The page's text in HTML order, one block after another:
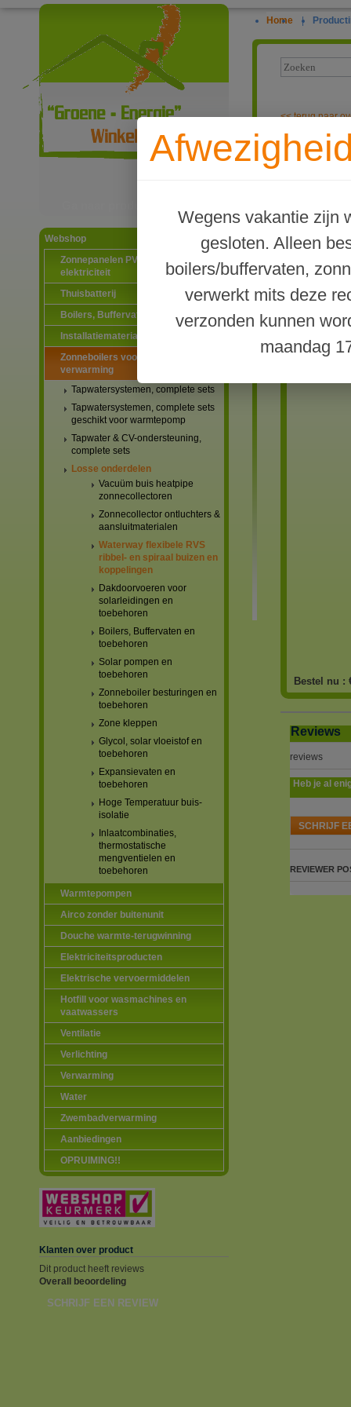
Webshop
Zonnepanelen PV-systemen
elektriciteit
Thuisbatterij
Boilers, Buffervaten en toebehoren
Installatiematerialen
Zonneboilers voor warmtapwater en
verwarming
Tapwatersystemen, complete sets
Tapwatersystemen, complete sets
geschikt voor warmtepomp
Tapwater & CV-ondersteuning,
complete sets
Losse onderdelen
Vacuüm buis heatpipe
zonnecollectoren
Zonnecollector ontluchters &
aansluitmaterialen
Waterway flexibele RVS
ribbel- en spiraal buizen en
koppelingen
Dakdoorvoeren voor
solarleidingen en
toebehoren
Boilers, Buffervaten en
toebehoren
Solar pompen en
toebehoren
Zonneboiler besturingen en
toebehoren
Zone kleppen
Glycol, solar vloeistof en
toebehoren
Expansievaten en
toebehoren
Hoge Temperatuur buis-
isolatie
Inlaatcombinaties,
thermostatische
mengventielen en
toebehoren
Warmtepompen
Airco zonder buitenunit
Douche warmte-terugwinning
Elektriciteitsproducten
Elektrische vervoermiddelen
Hotfill voor wasmachines en
vaatwassers
Ventilatie
Verlichting
Verwarming
Water
Zwembadverwarming
Aanbiedingen
OPRUIMING!!
Klanten over product
Dit product heeft reviews
Overall beoordeling
SCHRIJF EEN REVIEW
Home |
Wegens vakantie zijn
gesloten. Alleen
boilers/buffervaten,
verwerkt mits deze
verzonden kunnen
maandag
<<terug naar
Bestel nu :
Reviews
reviews
Heb je al
SCHRIJF
REVIEWER